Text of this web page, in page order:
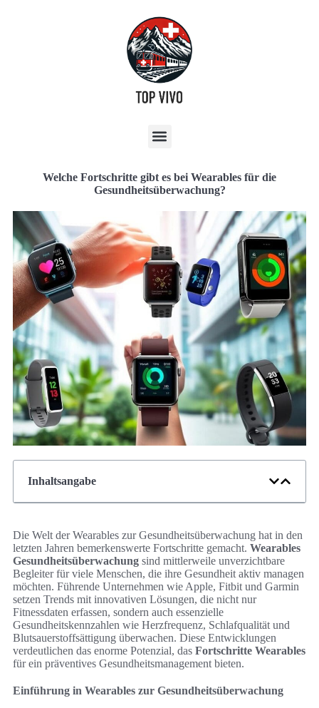
Welche Fortschritte gibt es bei Wearables für die
Gesundheitsüberwachung?
Inhaltsangabe
Die Welt der Wearables zur Gesundheitsüberwachung hat in den
letzten Jahren bemerkenswerte Fortschritte gemacht. Wearables
Gesundheitsüberwachung sind mittlerweile unverzichtbare
Begleiter für viele Menschen, die ihre Gesundheit aktiv managen
möchten. Führende Unternehmen wie Apple, Fitbit und Garmin
setzen Trends mit innovativen Lösungen, die nicht nur
Fitnessdaten erfassen, sondern auch essenzielle
Gesundheitskennzahlen wie Herzfrequenz, Schlafqualität und
Blutsauerstoffsättigung überwachen. Diese Entwicklungen
verdeutlichen das enorme Potenzial, das Fortschritte Wearables
für ein präventives Gesundheitsmanagement bieten.
Einführung in Wearables zur Gesundheitsüberwachung